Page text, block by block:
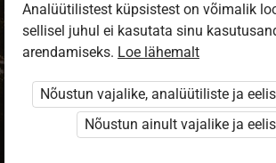
Sisene
Vali, kuidas end tuvastada
eKool
Opiq
HarID
Analüütilistest küpsistest on võimalik
sellisel juhul ei kasutata sinu
arendamiseks. Loe lähemalt
Nõustun vajalike, analüütiliste ja
Nõustun ainult vajalike ja